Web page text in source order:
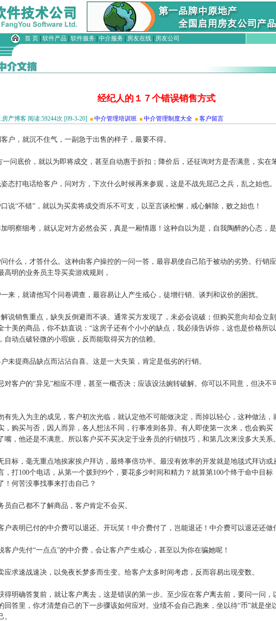
首 页 软件产品 软件服务 中介服务 房友在线 房友公司
经纪人的１７个错误销售方式
产博客 阅读:59244次 [09-3-20] 中介管理培训班 中介管理制度大全 客户留言
户，就沉不住气，一副急于出售的样子，最要不得。
一问底价，就以为即将成交，甚至自动惠于折扣；降价后，还征询对方是否满意，实在
态打电话给客户，问对方，下次什么时候再来参观，这是不战先屈己之兵，乱之始也。
说“不错”，就以为买卖将成交而乐不可支，以至言谈松懈，戒心解除，败之始也！
明察细考，就认定对方必然会买，真是一厢情愿！这种自以为是，自我陶醉的心态，
什么，才答什么。这种由客户操控的一问一答，最容易使自己陷于被动的劣势。行销
高明的业务员主导买卖游戏规则，
来，就请他写个问卷调查，最容易让人产生戒心，徒增行销、谈判和议价的困扰。
说销售重点，缺失反倒避而不谈。通常买方发现了，未必会说破；但购买意向却会立
十美的商品，你不妨直说：“这房子还有个小小的缺点，我必须告诉你，这也是价格所
自动点破轻微的小瑕疵，反而能取得买方的信赖。
未提商品缺点而沾沾自喜。这是一大失策，肯定是低劣的行销。
对客户的“异见”相应不理，甚至一概否决；应该设法婉转破解。你可以不同意，但决不
有先入为主的成见，客户初次光临，就认定他不可能做决定，而掉以轻心，这种做法，
，购买与否，因人而异，各人想法不同，行事准则各异。有人即使第一次来，也会购买
嘴，他还是不满意。所以客户买不买决定于业务员的行销技巧，和第几次来没多大关系。
目标，毫无重点地挨家挨户拜访，最终事倍功半。最没有效率的开发就是地毯式拜访或
，打100个电话，从第一个拨到99个，要花多少时间和精力？就算第100个终于命中目标
！何苦没事找事来打击自己？
员自己都不了解商品，客户肯定不会买。
户表明已付的中介费可以退还。开玩笑！中介费付了，岂能退还！中介费可以退还还做
客户先付“一点点”的中介费，会让客户产生戒心，甚至以为你在骗她呢！
应求速战速决，以免夜长梦多而生变。给客户太多时间考虑，反而容易出现变数。
得明确答复前，就让客户离去，这是错误的第一步。至少应在客户离去前，要问一问，
回答里，你才清楚自己的下一步骤该如何应对。业绩不会自己跑来，坐以待“币”就是坐
。